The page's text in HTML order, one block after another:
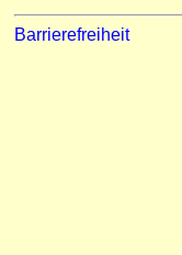
Barrierefreiheit